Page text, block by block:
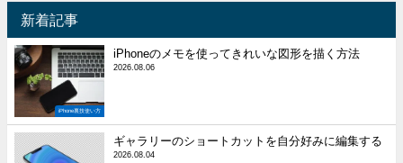
新着記事
iPhone裏技使い方
iPhoneのメモを使ってきれいな図形を描く方法
2026.08.06
ギャラリーのショートカットを自分好みに編集する
2026.08.04